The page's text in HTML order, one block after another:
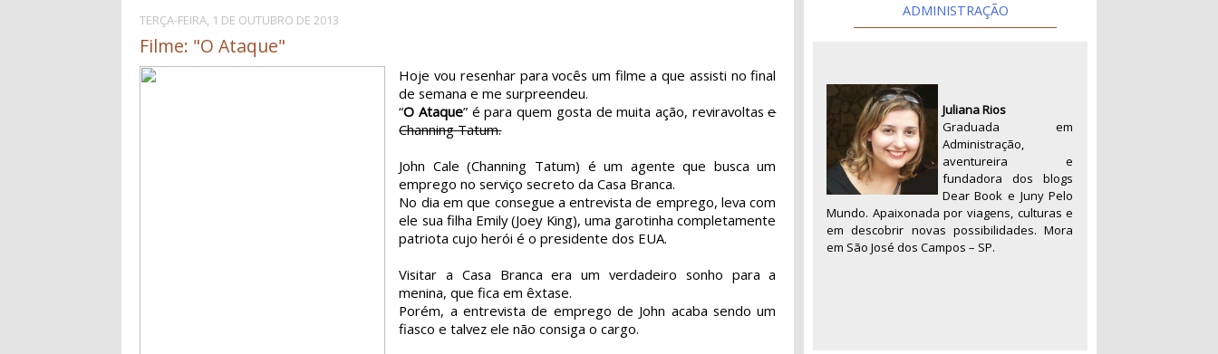
TERÇA-FEIRA, 1 DE OUTUBRO DE 2013
Filme: "O Ataque"
Hoje vou resenhar para vocês um filme a que assisti no final
de semana e me surpreendeu.
“O Ataque” é para quem gosta de muita ação, reviravoltase
Channing Tatum.
John Cale (Channing Tatum) é um agente que busca um
emprego no serviço secreto da Casa Branca.
No dia em que consegue a entrevista de emprego, leva com
ele sua filha Emily (Joey King), uma garotinha completamente
patriota cujo herói é o presidente dos EUA.
Visitar a Casa Branca era um verdadeiro sonho para a
menina, que fica em êxtase.
Porém, a entrevista de emprego de John acaba sendo um
fiasco e talvez ele não consiga o cargo.
ADMINISTRAÇÃO
Juliana Rios
Graduada em
Administração,
aventureira e
fundadora dos blogs
Dear Book e Juny Pelo
Mundo. Apaixonada por viagens, culturas e
em descobrir novas possibilidades. Mora
em São José dos Campos – SP.